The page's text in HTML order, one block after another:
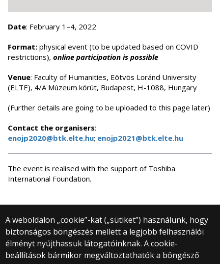
Date: February 1–4, 2022
Format: physical event (to be updated based on COVID
restrictions), online participation is possible
Venue: Faculty of Humanities, Eötvös Loránd University
(ELTE), 4/A Múzeum körút, Budapest, H-1088, Hungary
(Further details are going to be uploaded to this page later)
Contact the organisers:
enojp2020@btk.elte.hu; enojp2021@btk.elte.hu
The event is realised with the support of Toshiba
International Foundation.
A weboldalon „cookie”-kat („sütiket”) használunk, hogy
biztonságos böngészés mellett a legjobb felhasználói
élményt nyújthassuk látogatóinknak. A cookie-
beállítások bármikor megváltoztathatók a böngésző
© 2025 Eötvös Loránd Tudományegyetem
Minden jog fenntartva.
1053 Budapest, Egyetem tér 1–3.